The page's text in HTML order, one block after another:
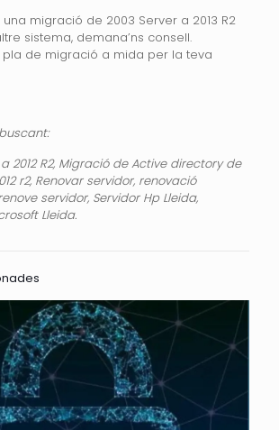
migració de 2003 Server a 2013 R2
sistema, demana’ns consell.
pla de migració a mida per la teva
2012 R2, Migració de Active directory de
r2, Renovar servidor, renovació
servidor, Servidor Hp Lleida,
Lleida.